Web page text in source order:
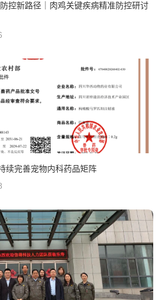
控新路径｜肉鸡关键疾病精准防控研讨
续完善宠物内科药品矩阵